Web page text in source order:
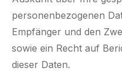
personenbezogenen
Empfänger und den
sowie ein Recht auf
dieser Daten.